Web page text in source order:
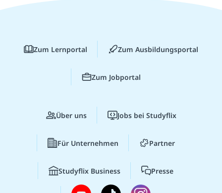
Zum Lernportal Zum Ausbildungsportal
Zum Jobportal
Über uns Jobs bei Studyflix
Für Unternehmen Partner
Studyflix Business Presse